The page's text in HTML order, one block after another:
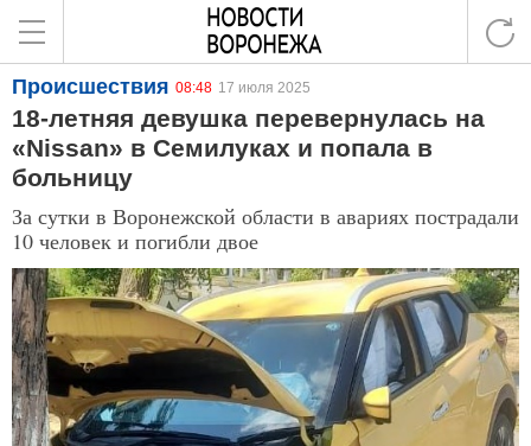
Происшествия 08:48 17 июля 2025
18-летняя девушка перевернулась на
«Nissan» в Семилуках и попала в
больницу
За сутки в Воронежской области в авариях пострадали
10 человек и погибли двое